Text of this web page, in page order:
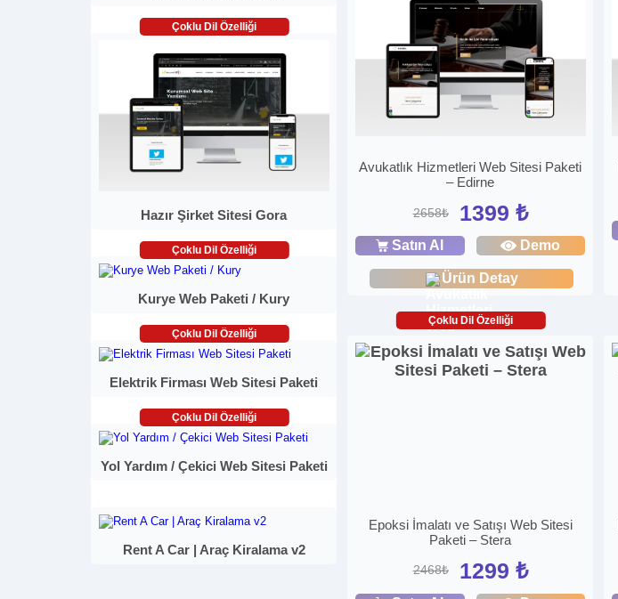
Çoklu Dil Özelliği
Hazır Şirket Sitesi Gora
Çoklu Dil Özelliği
Kurye Web Paketi / Kury
Çoklu Dil Özelliği
Elektrik Firması Web Sitesi Paketi
Çoklu Dil Özelliği
Yol Yardım / Çekici Web Sitesi Paketi
Rent A Car | Araç Kiralama v2
Avukatlık Hizmetleri Web Sitesi Paketi
– Edirne
2658₺ 1399 ₺
Satın Al Demo
Ürün Detay
Çoklu Dil Özelliği
Epoksi İmalatı ve Satışı Web Sitesi
Paketi – Stera
2468₺ 1299 ₺